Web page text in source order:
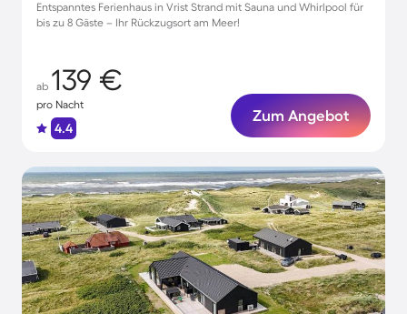
Entspanntes Ferienhaus in Vrist Strand mit Sauna und Whirlpool für
bis zu 8 Gäste – Ihr Rückzugsort am Meer!
ab 139 €
pro Nacht
4.4
Zum Angebot